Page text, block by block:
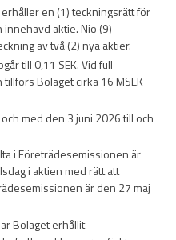
en (1) teckningsrätt för
aktie. Nio (9)
av två (2) nya aktier.
till 0,11 SEK. Vid full
Bolaget cirka 16 MSEK
med den 3 juni 2026 till och
i Företrädesemissionen är
i aktien med rätt att
är den 27 maj
Bolaget erhållit